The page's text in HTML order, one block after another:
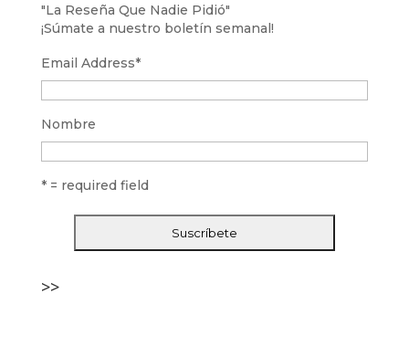
"La Reseña Que Nadie Pidió"
¡Súmate a nuestro boletín semanal!
Email Address*
Nombre
* = required field
>>